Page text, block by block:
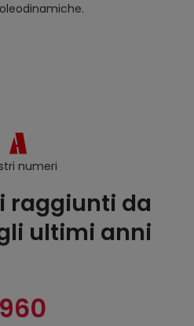
numeri
raggiunti da
ultimi anni